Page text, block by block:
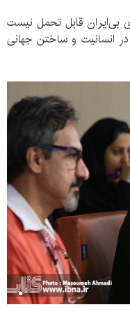
بی‌ایران قابل تحمل نیست
در انسانیت و ساختن جهانی